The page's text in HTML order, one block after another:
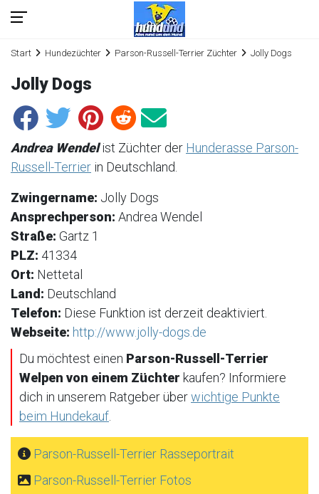
Start Hundezüchter Parson-Russell-Terrier Züchter Jolly Dogs
Jolly Dogs
Andrea Wendelist Züchter der Hunderasse Parson-
Russell-Terrier in Deutschland.
Zwingername: Jolly Dogs
Ansprechperson: Andrea Wendel
Straße: Gartz 1
PLZ: 41334
Ort: Nettetal
Land: Deutschland
Telefon: Diese Funktion ist derzeit deaktiviert.
Webseite: http://www.jolly-dogs.de
Du möchtest einen Parson-Russell-Terrier
Welpen von einem Züchter kaufen? Informiere
dich in unserem Ratgeber überwichtige Punkte
beim Hundekauf
Parson-Russell-Terrier Rasseportrait
Parson-Russell-Terrier Fotos